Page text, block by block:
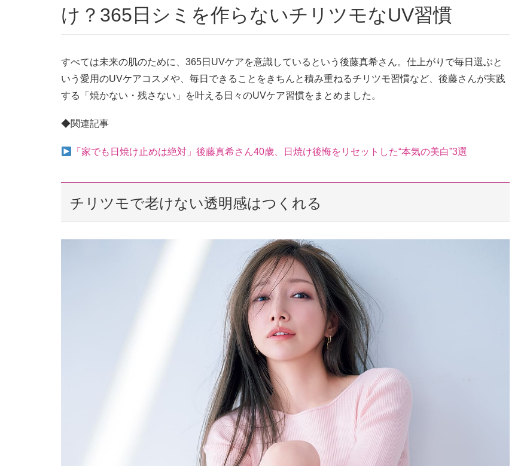
け？365日シミを作らないチリツモなUV習慣
すべては未来の肌のために、365日UVケアを意識しているという後藤真希さん。仕上がりで毎日選ぶと
いう愛用のUVケアコスメや、毎日できることをきちんと積み重ねるチリツモ習慣など、後藤さんが実践
する「焼かない・残さない」を叶える日々のUVケア習慣をまとめました。
◆関連記事
「家でも日焼け止めは絶対」後藤真希さん40歳、日焼け後悔をリセットした“本気の美白”3選
チリツモで老けない透明感はつくれる